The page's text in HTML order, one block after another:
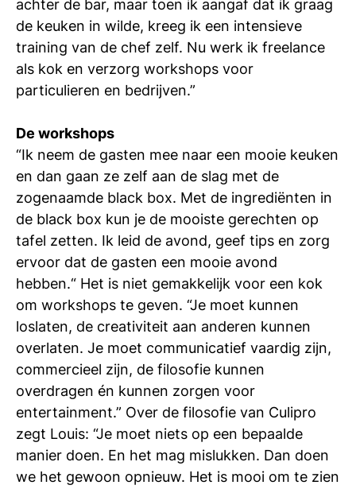
achter de bar, maar toen ik aangaf dat ik graag
de keuken in wilde, kreeg ik een intensieve
training van de chef zelf. Nu werk ik freelance
als kok en verzorg workshops voor
particulieren en bedrijven.”
De workshops
“Ik neem de gasten mee naar een mooie keuken
en dan gaan ze zelf aan de slag met de
zogenaamde black box. Met de ingrediënten in
de black box kun je de mooiste gerechten op
tafel zetten. Ik leid de avond, geef tips en zorg
ervoor dat de gasten een mooie avond
hebben.“ Het is niet gemakkelijk voor een kok
om workshops te geven. “Je moet kunnen
loslaten, de creativiteit aan anderen kunnen
overlaten. Je moet communicatief vaardig zijn,
commercieel zijn, de filosofie kunnen
overdragen én kunnen zorgen voor
entertainment.” Over de filosofie van Culipro
zegt Louis: “Je moet niets op een bepaalde
manier doen. En het mag mislukken. Dan doen
we het gewoon opnieuw. Het is mooi om te zien